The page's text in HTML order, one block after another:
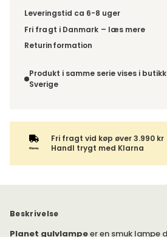
Leveringstid ca 6-8 uger
Fri fragt i Danmark – læs mere
Denne vare sendes til et
leveres til et udleveringssted eller
du vælger selv ved adviseringen. Hvis
Returinformation
fortrydelsesret.
Produkt i samme serie vises i
Sverige
Fri fragt vid køp øver 3.990 kr
Handl trygt med Klarna
Beskrivelse
Planet gulvlampeer en smuk lampe